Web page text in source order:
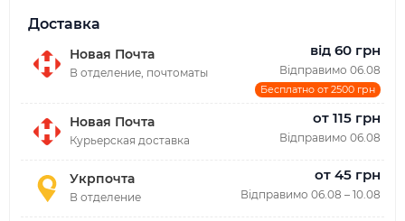
Доставка
Новая Почта
В отделение, почтоматы
від 60 грн
Відправимо 06.08
Бесплатно от 2500 грн
Новая Почта
Курьерская доставка
от 115 грн
Відправимо 06.08
Укрпочта
В отделение
от 45 грн
Відправимо 06.08 – 10.08